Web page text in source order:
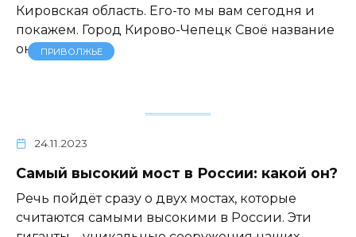
Кировская область. Его-то мы вам сегодня и
покажем. Город Кирово-Чепецк Своё название
он
ПРИВОЛЖЬЕ
24.11.2023
Самый высокий мост в России: какой он?
Речь пойдёт сразу о двух мостах, которые
считаются самыми высокими в России. Эти